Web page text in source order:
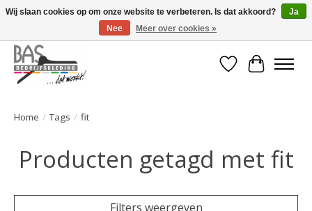
Voor 15:00 besteld, dezelfde dag verstuurd! Gratis verzending vanaf €120
Verlanglijst
Home / Tags / fit
Producten getagd met fit
Filters weergeven
Wij slaan cookies op om onze website te verbeteren. Is dat akkoord?
Ja
Nee
Meer over cookies »